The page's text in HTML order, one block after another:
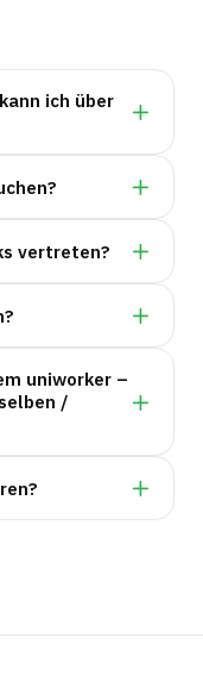
ich über
vertreten?
uniworker –
/